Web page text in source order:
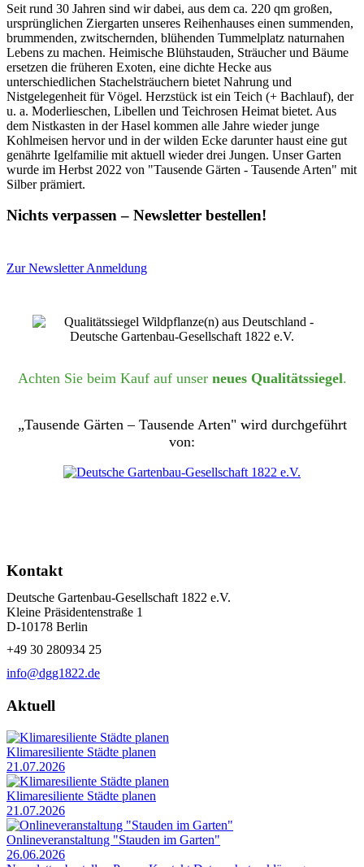
Seit rund 30 Jahren sind wir dabei, aus dem ca. 220 qm großen,
ursprünglichen Ziergarten unseres Reihenhauses einen summenden,
brummenden, zwitschernden, blühenden Tummelplatz naturnahen
Lebens zu machen. Heimische Blühstauden, Sträucher und Bäume
ersetzen die früheren Exoten, eine dichte Hecke aus
unterschiedlichen Stachelsträuchern bietet Nahrung und
Nistgelegenheit für Vögel. Herzstück ist ein Teich (+ Bachlauf), der
u. a. Moderlieschen, Libellen und Teichrosen Heimat bietet. Aus
dem Nistkasten in der Hasel kommen alle Jahre wieder junge
Kohlmeisen hervor und in der wilden Ecke darunter haust eine gut
genährte Igelfamilie mit aktuell wieder drei Jungen. Unser Garten
wurde im Herbst 2022 von "Tausende Gärten - Tausende Arten" mit
Silber prämiert.
Nichts verpassen – Newsletter bestellen!
Zur Newsletter Anmeldung
Achten Sie beim Kauf auf unser neues Qualitätssiegel.
„Tausende Gärten – Tausende Arten" wird durchgeführt
von:
Kontakt
Deutsche Gartenbau-Gesellschaft 1822 e.V.
Kleine Präsidentenstraße 1
D-10178 Berlin
+49 30 280934 25
info@dgg1822.de
Aktuell
Klimaresiliente Städte planen
21.07.2026
Klimaresiliente Städte planen
21.07.2026
Onlineveranstaltung "Stauden im Garten"
26.06.2026